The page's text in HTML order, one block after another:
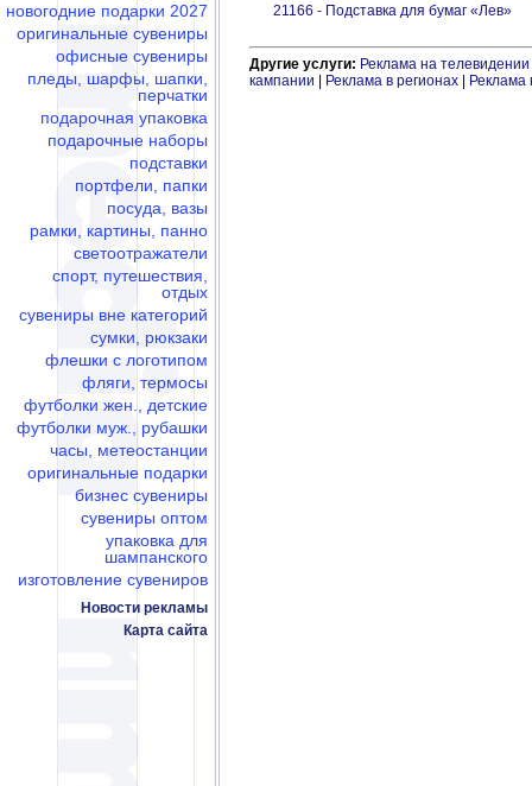
новогодние подарки 2027
оригинальные сувениры
офисные сувениры
пледы, шарфы, шапки,
перчатки
подарочная упаковка
подарочные наборы
подставки
портфели, папки
посуда, вазы
рамки, картины, панно
светоотражатели
спорт, путешествия,
отдых
сувениры вне категорий
сумки, рюкзаки
флешки c логотипом
фляги, термосы
футболки жен., детские
футболки муж., рубашки
часы, метеостанции
оригинальные подарки
бизнес сувениры
сувениры оптом
упаковка для
шампанского
изготовление сувениров
Новости рекламы
Карта сайта
21166 - Подставка для бумаг «Лев»
Другие услуги: Реклама на телевидении
кампании
Реклама в регионах Реклама